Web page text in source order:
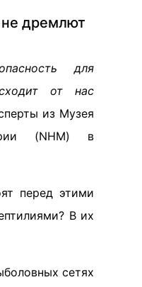
дремлют
для
от нас
из Музея
(NHM) в
перед этими
В их
сетях